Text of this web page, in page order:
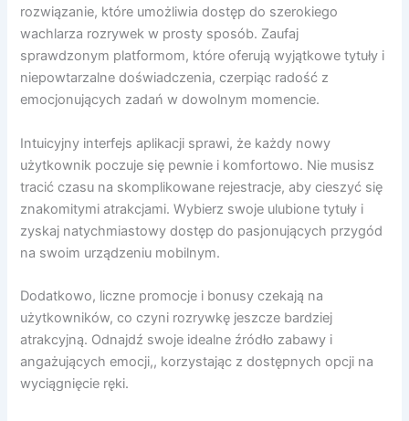
rozwiązanie, które umożliwia dostęp do szerokiego
wachlarza rozrywek w prosty sposób. Zaufaj
sprawdzonym platformom, które oferują wyjątkowe tytuły i
niepowtarzalne doświadczenia, czerpiąc radość z
emocjonujących zadań w dowolnym momencie.
Intuicyjny interfejs aplikacji sprawi, że każdy nowy
użytkownik poczuje się pewnie i komfortowo. Nie musisz
tracić czasu na skomplikowane rejestracje, aby cieszyć się
znakomitymi atrakcjami. Wybierz swoje ulubione tytuły i
zyskaj natychmiastowy dostęp do pasjonujących przygód
na swoim urządzeniu mobilnym.
Dodatkowo, liczne promocje i bonusy czekają na
użytkowników, co czyni rozrywkę jeszcze bardziej
atrakcyjną. Odnajdź swoje idealne źródło zabawy i
angażujących emocji,, korzystając z dostępnych opcji na
wyciągnięcie ręki.